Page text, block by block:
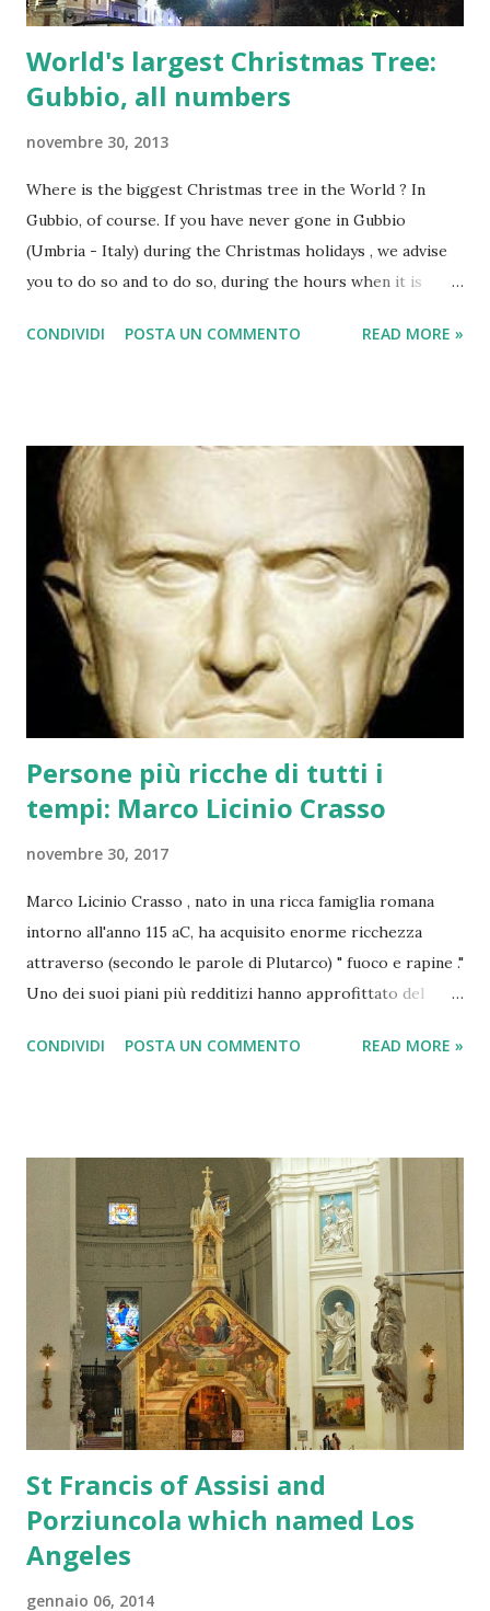
World's largest Christmas Tree:
Gubbio, all numbers
novembre 30, 2013
Where is the biggest Christmas tree in the World ? In
Gubbio, of course. If you have never gone in Gubbio
(Umbria - Italy) during the Christmas holidays , we advise
you to do so and to do so, during the hours when it is
from Italy You can admire one of the most famous shows of
recent record , established in the early 80s by a group of
visionary citizens who wanted to build the largest
Christmas tree in the world . They succeeded and now this
has become a tourist attraction. Gubbio is built on the
slopes of Mount Ingino , and it is in the entire length of
the mountain just before Christmas, the lights are placed
forming a huge Christmas tree , but look at the numbers,
and some photos:
CONDIVIDI POSTA UN COMMENTO READ MORE »
Persone più ricche di tutti i
tempi: Marco Licinio Crasso
novembre 30, 2017
Marco Licinio Crasso , nato in una ricca famiglia romana
intorno all'anno 115 aC, ha acquisito enorme ricchezza
attraverso (secondo le parole di Plutarco) " fuoco e rapine ."
Uno dei suoi piani più redditizi hanno approfittato del
questo vuoto creando la sua brigata - 500 uomini forti -
contrattato sul prezzo dei loro servizi con il proprietario
in difficoltà. Se Crasso non poteva negoziare un prezzo
soddisfacente, i suoi uomini semplicemente lasciare che la
struttura bruciare a terra. Un'altra delle sue imprese
redditizie era una scuola per gli schiavi ; Crasso acquistato
schiavi non qualificati, li aveva addestrati, e poi li ha venduti
per lauti guadagni. Come ha fatto Marco Licinio Crasso a
diventare l'uomo più ricco della ...
CONDIVIDI POSTA UN COMMENTO READ MORE »
St Francis of Assisi and
Porziuncola which named Los
Angeles
gennaio 06, 2014